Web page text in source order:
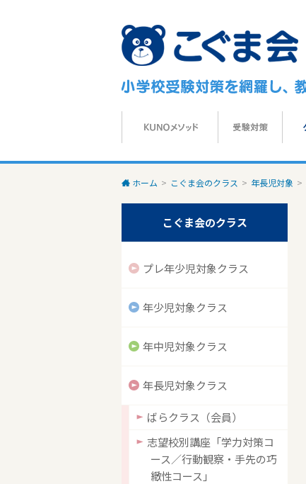
ホーム > こぐま会のクラス > 年長児対象 >
こぐま会のクラス
プレ年少児対象クラス
年少児対象クラス
年中児対象クラス
年長児対象クラス
ばらクラス（会員）
志望校別講座「学力対策コ
ース／行動観察・手先の巧
緻性コース」